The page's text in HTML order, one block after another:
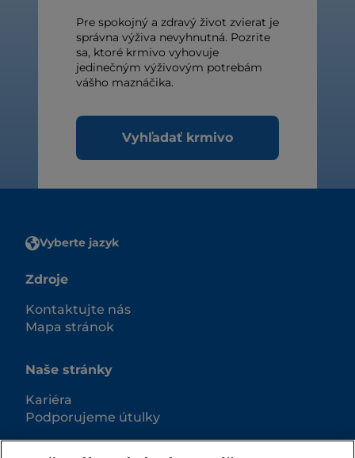
Pre spokojný a zdravý život zvierat je
správna výživa nevyhnutná. Pozrite
sa, ktoré krmivo vyhovuje
jedinečným výživovým potrebám
vášho maznáčika.
Vyhľadať krmivo
Vyberte jazyk
Zdroje
Kontaktujte nás
Mapa stránok
Naše stránky
Kariéra
Podporujeme útulky